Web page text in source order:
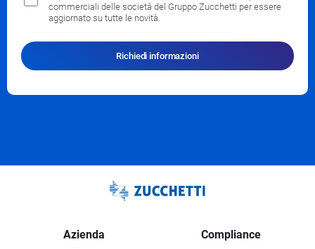
commerciali delle società del Gruppo Zucchetti per essere
aggiornato su tutte le novità.
Richiedi informazioni
Azienda Compliance